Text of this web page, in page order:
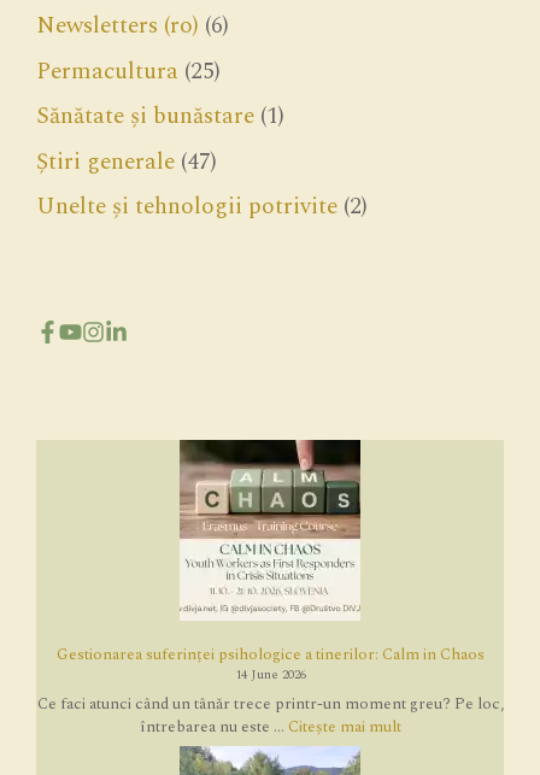
Newsletters (ro) (6)
Permacultura (25)
Sănătate și bunăstare (1)
Știri generale (47)
Unelte și tehnologii potrivite (2)
Gestionarea suferinței psihologice a tinerilor: Calm in Chaos
14 June 2026
Ce faci atunci când un tânăr trece printr-un moment greu? Pe loc,
întrebarea nu este ... Citește mai mult